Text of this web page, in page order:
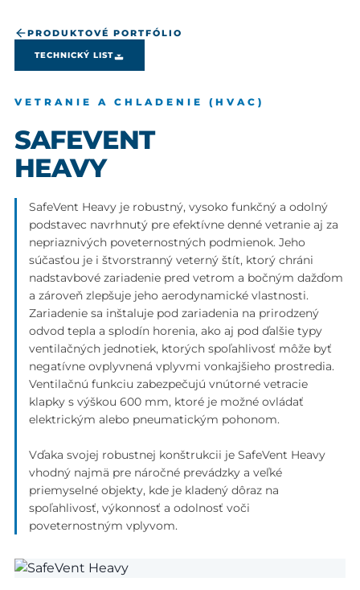
PRODUKTOVÉ PORTFÓLIO
TECHNICKÝ LIST
VETRANIE A CHLADENIE (HVAC)
SAFEVENT
HEAVY
SafeVent Heavy je robustný, vysoko funkčný a odolný
podstavec navrhnutý pre efektívne denné vetranie aj za
nepriaznivých poveternostných podmienok. Jeho
súčasťou je i štvorstranný veterný štít, ktorý chráni
nadstavbové zariadenie pred vetrom a bočným dažďom
a zároveň zlepšuje jeho aerodynamické vlastnosti.
Zariadenie sa inštaluje pod zariadenia na prirodzený
odvod tepla a splodín horenia, ako aj pod ďalšie typy
ventilačných jednotiek, ktorých spoľahlivosť môže byť
negatívne ovplyvnená vplyvmi vonkajšieho prostredia.
Ventilačnú funkciu zabezpečujú vnútorné vetracie
klapky s výškou 600 mm, ktoré je možné ovládať
elektrickým alebo pneumatickým pohonom.
Vďaka svojej robustnej konštrukcii je SafeVent Heavy
vhodný najmä pre náročné prevádzky a veľké
priemyselné objekty, kde je kladený dôraz na
spoľahlivosť, výkonnosť a odolnosť voči
poveternostným vplyvom.